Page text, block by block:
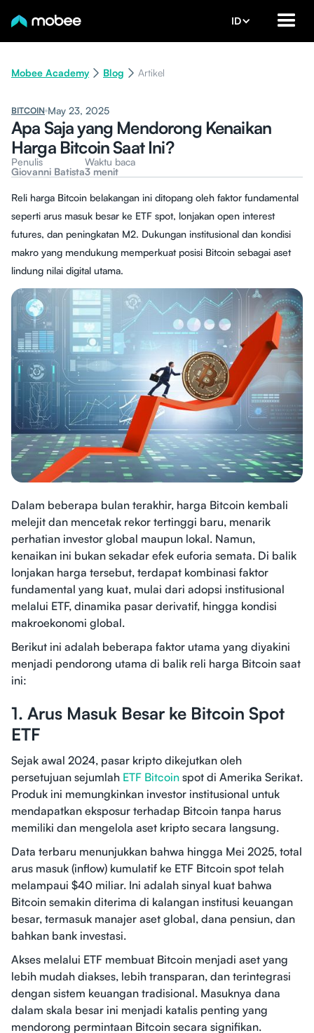
ID
Mobee Academy Blog Artikel
BITCOIN May 23, 2025
Apa Saja yang Mendorong Kenaikan
Harga Bitcoin Saat Ini?
Penulis
Giovanni Batista
Waktu baca
3 menit
Reli harga Bitcoin belakangan ini ditopang oleh faktor fundamental
seperti arus masuk besar ke ETF spot, lonjakan open interest
futures, dan peningkatan M2. Dukungan institusional dan kondisi
makro yang mendukung memperkuat posisi Bitcoin sebagai aset
lindung nilai digital utama.
Dalam beberapa bulan terakhir, harga Bitcoin kembali
melejit dan mencetak rekor tertinggi baru, menarik
perhatian investor global maupun lokal. Namun,
kenaikan ini bukan sekadar efek euforia semata. Di balik
lonjakan harga tersebut, terdapat kombinasi faktor
fundamental yang kuat, mulai dari adopsi institusional
melalui ETF, dinamika pasar derivatif, hingga kondisi
makroekonomi global.
Berikut ini adalah beberapa faktor utama yang diyakini
menjadi pendorong utama di balik reli harga Bitcoin saat
ini:
1. Arus Masuk Besar ke Bitcoin Spot
ETF
Sejak awal 2024, pasar kripto dikejutkan oleh
persetujuan sejumlah ETF Bitcoin spot di Amerika Serikat.
Produk ini memungkinkan investor institusional untuk
mendapatkan eksposur terhadap Bitcoin tanpa harus
memiliki dan mengelola aset kripto secara langsung.
Data terbaru menunjukkan bahwa hingga Mei 2025, total
arus masuk (inflow) kumulatif ke ETF Bitcoin spot telah
melampaui $40 miliar. Ini adalah sinyal kuat bahwa
Bitcoin semakin diterima di kalangan institusi keuangan
besar, termasuk manajer aset global, dana pensiun, dan
bahkan bank investasi.
Akses melalui ETF membuat Bitcoin menjadi aset yang
lebih mudah diakses, lebih transparan, dan terintegrasi
dengan sistem keuangan tradisional. Masuknya dana
dalam skala besar ini menjadi katalis penting yang
mendorong permintaan Bitcoin secara signifikan.